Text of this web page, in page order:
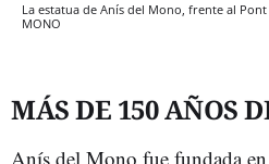
La estatua de Anís del Mono, frente al
MONO
MÁS DE 150 AÑOS
Anís del Mono fue fundada